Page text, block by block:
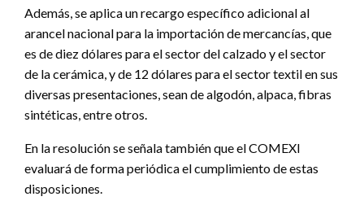
Además, se aplica un recargo específico adicional al
arancel nacional para la importación de mercancías, que
es de diez dólares para el sector del calzado y el sector
de la cerámica, y de 12 dólares para el sector textil en sus
diversas presentaciones, sean de algodón, alpaca, fibras
sintéticas, entre otros.
En la resolución se señala también que el COMEXI
evaluará de forma periódica el cumplimiento de estas
disposiciones.